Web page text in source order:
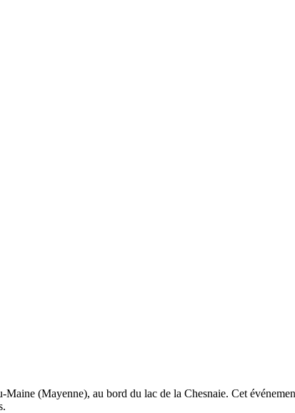
(Mayenne), au bord du lac de la Chesnaie. Cet